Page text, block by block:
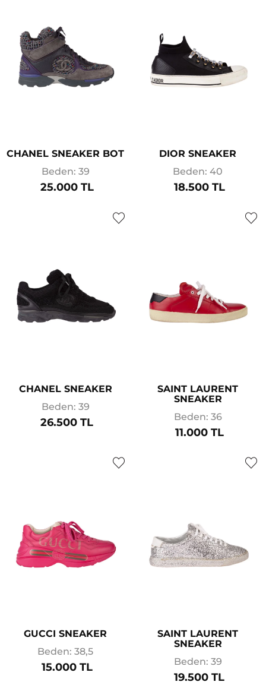
CHANEL SNEAKER BOT
Beden: 39
25.000 TL
DIOR SNEAKER
Beden: 40
18.500 TL
CHANEL SNEAKER
Beden: 39
26.500 TL
SAINT LAURENT
SNEAKER
Beden: 36
11.000 TL
GUCCI SNEAKER
Beden: 38,5
15.000 TL
SAINT LAURENT
SNEAKER
Beden: 39
19.500 TL